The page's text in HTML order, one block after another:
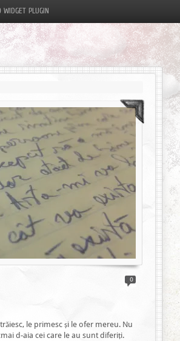
PLUGIN
0
le primesc și le ofer mereu. Nu
d-aia cei care le au sunt diferiți.